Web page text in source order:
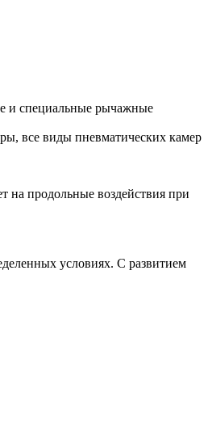
и специальные рычажные
все виды пневматических камер
на продольные воздействия при
условиях. С развитием